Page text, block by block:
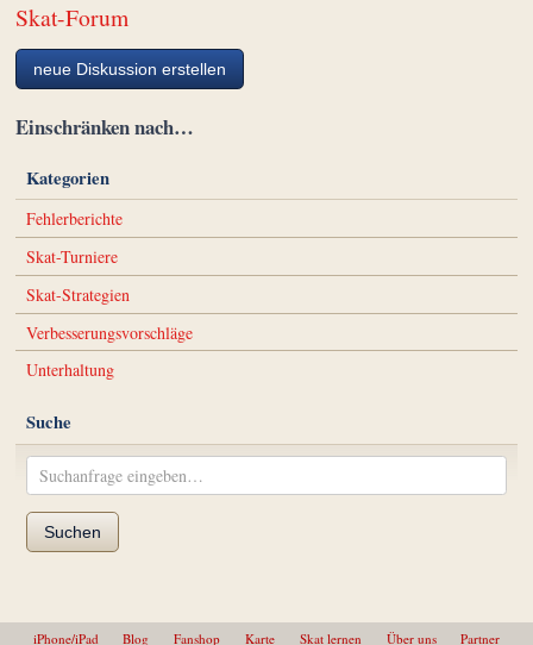
Skat-Forum
neue Diskussion erstellen
Einschränken nach…
Kategorien
Fehlerberichte
Skat-Turniere
Skat-Strategien
Verbesserungsvorschläge
Unterhaltung
Suche
Suchen
iPhone/iPad Blog Fanshop Karte Skat lernen Über uns Partner